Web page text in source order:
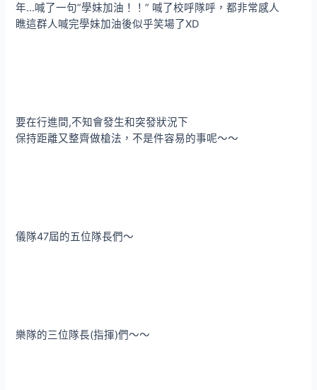
年…喊了一句”學妹加油！！” 喊了校呼隊呼，都非常感人
瞧這群人喊完學妹加油後似乎笑場了XD
要在行進間,不知會發生和突發狀況下
保持距離又整齊做槍法，不是件容易的事呢～～
儀隊47屆的五位隊長們～
樂隊的三位隊長(指揮)們～～